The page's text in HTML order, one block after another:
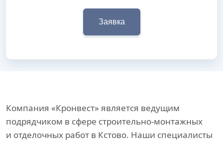
Заявка
Компания «Кронвест» является ведущим
подрядчиком в сфере строительно-монтажных
и отделочных работ в Кстово. Наши специалисты